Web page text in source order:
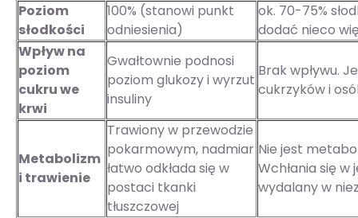
Poziom
słodkości
100% (stanowi punkt
odniesienia)
ok. 70-75%
dodać nieco
Wpływ na
poziom
cukru we
krwi
Gwałtownie podnosi
poziom glukozy i wyrzut
insuliny
Brak wpływu.
cukrzyków i
Metabolizm
i trawienie
Trawiony w przewodzie
pokarmowym, nadmiar
łatwo odkłada się w
postaci tkanki
tłuszczowej
Nie jest
Wchłania się w
wydalany w